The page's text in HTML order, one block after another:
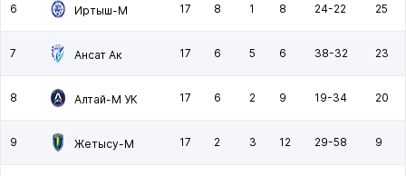
6 Иртыш-М 17 8 1 8 24-22 25
7 Ансат Ак 17 6 5 6 38-32 23
8 Алтай-М УК 17 6 2 9 19-34 20
9 Жетысу-М 17 2 3 12 29-58 9